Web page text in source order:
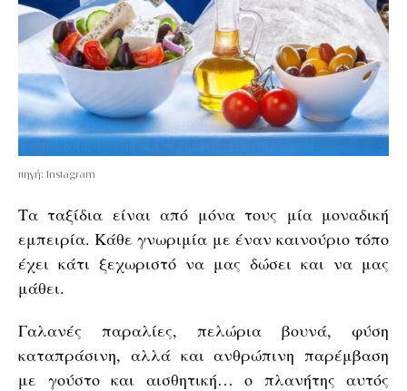
πηγή: Instagram
Τα ταξίδια είναι από μόνα τους μία μοναδική
εμπειρία. Κάθε γνωριμία με έναν καινούριο τόπο
έχει κάτι ξεχωριστό να μας δώσει και να μας
μάθει.
Γαλανές παραλίες, πελώρια βουνά, φύση
καταπράσινη, αλλά και ανθρώπινη παρέμβαση
με γούστο και αισθητική… ο πλανήτης αυτός